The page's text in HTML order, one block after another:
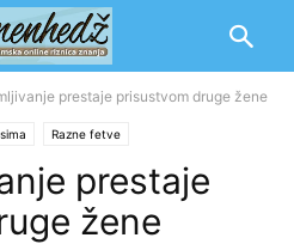
prestaje prisustvom druge žene
Razne fetve
prestaje
žene